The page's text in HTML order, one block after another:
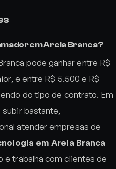
em Areia Branca?
pode ganhar entre R$
e entre R$ 5.500 e R$
do tipo de contrato. Em
subir bastante,
atender empresas de
em Areia Branca
trabalha com clientes de